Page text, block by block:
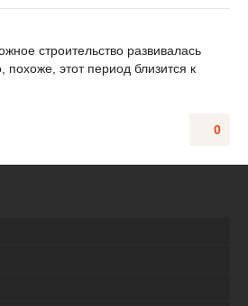
строительство развивалась
этот период близится к
0